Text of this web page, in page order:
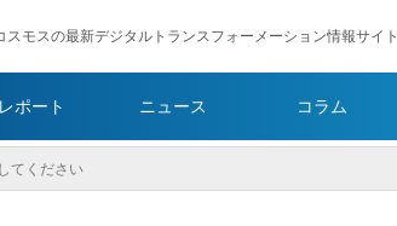
スモスの最新デジタルトランスフォーメーション情報サイト
ポート ニュース コラム